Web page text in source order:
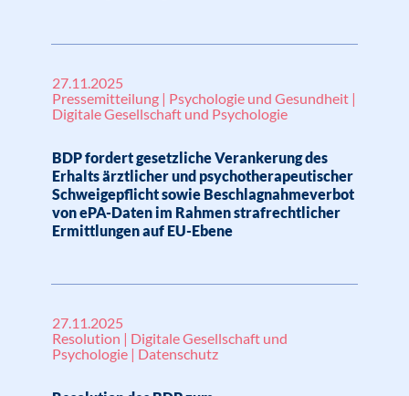
27.11.2025
Pressemitteilung | Psychologie und Gesundheit |
Digitale Gesellschaft und Psychologie
BDP fordert gesetzliche Verankerung des
Erhalts ärztlicher und psychotherapeutischer
Schweigepflicht sowie Beschlagnahmeverbot
von ePA-Daten im Rahmen strafrechtlicher
Ermittlungen auf EU-Ebene
27.11.2025
Resolution | Digitale Gesellschaft und
Psychologie | Datenschutz